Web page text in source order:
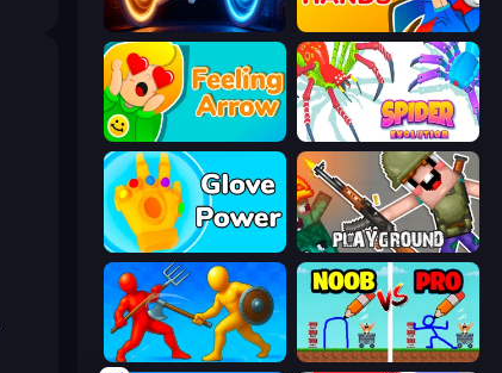
Portal Escape Ninja Hands
Feeling Arrow Spider Evolution: Runner Game
Glove Power Playground
Epic Sword Battle! Fight in Arena DOP Noob: Draw to Save